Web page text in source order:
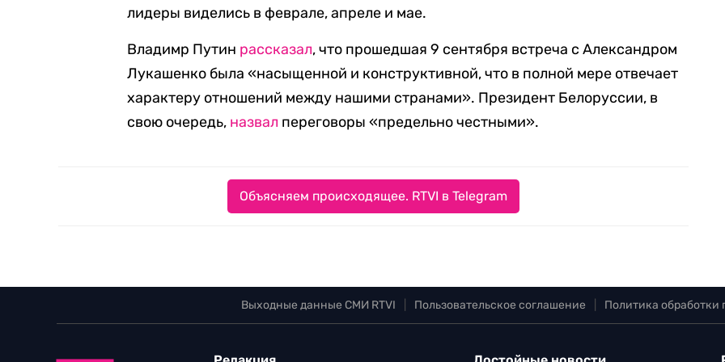
лидеры виделись в феврале, апреле и мае.
Владимр Путин рассказал, что прошедшая 9 сентября встреча с Александром
Лукашенко была «насыщенной и конструктивной, что в полной мере отвечает
характеру отношений между нашими странами». Президент Белоруссии, в
свою очередь, назвал переговоры «предельно честными».
Объясняем происходящее. RTVI в Telegram
Выходные данные СМИ RTVI Пользовательское соглашение Политика